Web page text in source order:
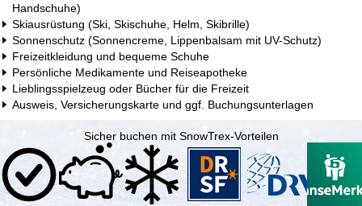
Handschuhe)
Skiausrüstung (Ski, Skischuhe, Helm, Skibrille)
Sonnenschutz (Sonnencreme, Lippenbalsam mit UV-Schutz)
Freizeitkleidung und bequeme Schuhe
Persönliche Medikamente und Reiseapotheke
Lieblingsspielzeug oder Bücher für die Freizeit
Ausweis, Versicherungskarte und ggf. Buchungsunterlagen
Sicher buchen mit SnowTrex-Vorteilen